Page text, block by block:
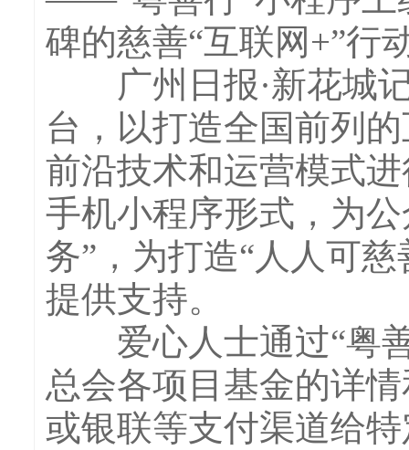
碑的慈善“互联网+”行
广州日报·新花城记
台，以打造全国前列
前沿技术和运营模式
手机小程序形式，为
务”，为打造“人人可
提供支持。
爱心人士通过“粤善
总会各项目基金的详
或银联等支付渠道给